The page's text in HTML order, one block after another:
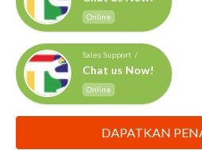
Online
Sales Support /
Chat us Now!
Online
DAPATKAN